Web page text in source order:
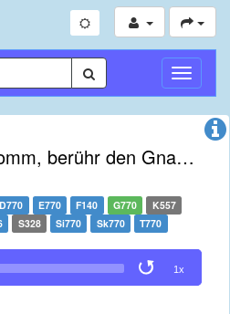
Ins Allerheiligste komm, berühr den Gnadenthron
D770 E770 F140 G770
K557
S328 Si770 Sk770 T770
1x